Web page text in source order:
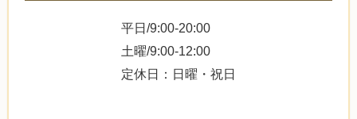
平日/9:00-20:00
土曜/9:00-12:00
定休日：日曜・祝日